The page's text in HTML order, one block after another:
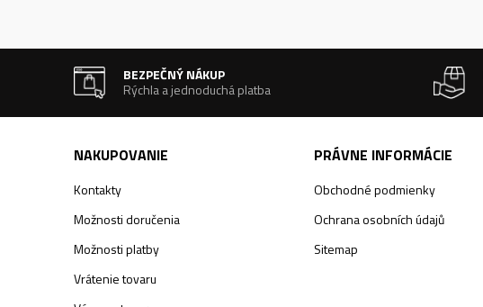
BEZPEČNÝ NÁKUP
Rýchla a jednoduchá platba
NAKUPOVANIE
Kontakty
Možnosti doručenia
Možnosti platby
Vrátenie tovaru
PRÁVNE INFORMÁCIE
Obchodné podmienky
Ochrana osobních údajů
Sitemap